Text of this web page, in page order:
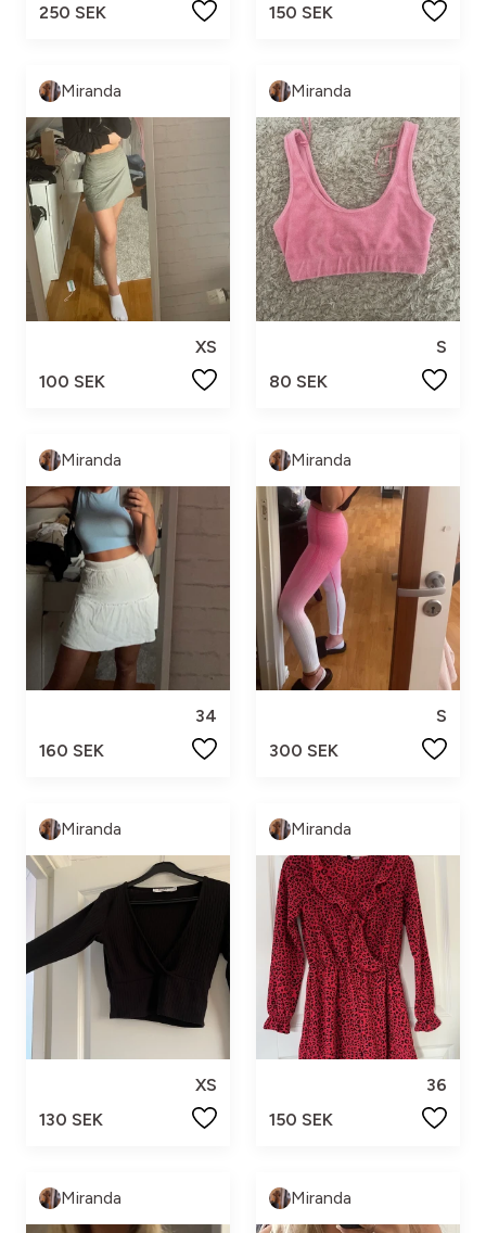
250 SEK 150 SEK
Miranda
XS
100 SEK
Miranda
S
80 SEK
Miranda
34
160 SEK
Miranda
S
300 SEK
Miranda
XS
130 SEK
Miranda
36
150 SEK
Miranda Miranda